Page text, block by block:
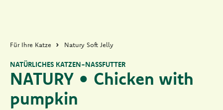
Für Ihre Katze Natury Soft Jelly
NATURY • Chicken with
pumpkin
NATÜRLICHES KATZEN-NASSFUTTER